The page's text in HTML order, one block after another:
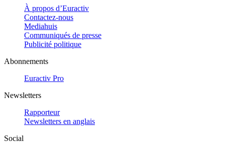
À propos d’Euractiv
Contactez-nous
Mediahuis
Communiqués de presse
Publicité politique
Abonnements
Euractiv Pro
Newsletters
Rapporteur
Newsletters en anglais
Social